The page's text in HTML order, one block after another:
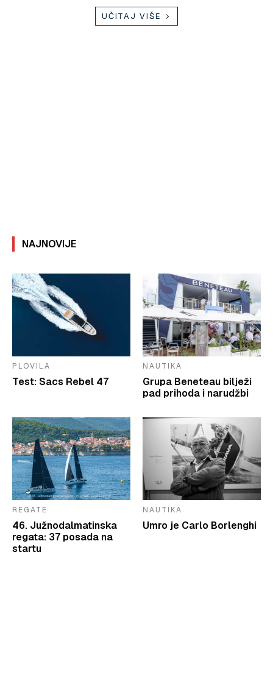
UČITAJ VIŠE
NAJNOVIJE
PLOVILA
Test: Sacs Rebel 47
NAUTIKA
Grupa Beneteau bilježi
pad prihoda i narudžbi
REGATE
46. Južnodalmatinska
regata: 37 posada na
startu
NAUTIKA
Umro je Carlo Borlenghi